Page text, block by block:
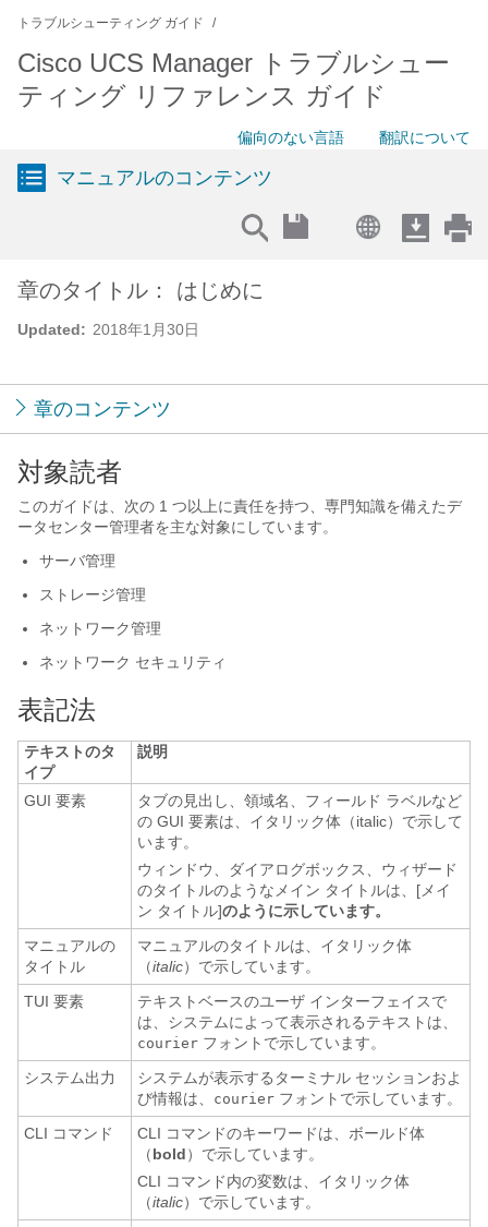
トラブルシューティング ガイド
Cisco UCS Manager トラブルシュー
ティング リファレンス ガイド
偏向のない言語 翻訳について
マニュアルのコンテンツ
Updated: 2018年1月30日
章のタイトル： はじめに
章のコンテンツ
対象読者
このガイドは、次の 1 つ以上に責任を持つ、専門知識を備えたデ
ータセンター管理者を主な対象にしています。
サーバ管理
ストレージ管理
ネットワーク管理
ネットワーク セキュリティ
表記法
テキストのタ
イプ
説明
GUI 要素
タブの見出し、領域名、フィールド ラベルなど
の GUI 要素は、イタリック体（italic）で示して
います。
ウィンドウ、ダイアログボックス、ウィザード
のタイトルのようなメイン タイトルは、[メイ
ン タイトル]のように示しています。
マニュアルの
タイトル
マニュアルのタイトルは、イタリック体
（italic）で示しています。
TUI 要素
テキストベースのユーザ インターフェイスで
は、システムによって表示されるテキストは、
courier フォントで示しています。
システム出力
システムが表示するターミナル セッションおよ
び情報は、 courier フォントで示しています。
CLI コマンド
CLI コマンドのキーワードは、ボールド体
（bold）で示しています。
CLI コマンド内の変数は、イタリック体
（italic）で示しています。